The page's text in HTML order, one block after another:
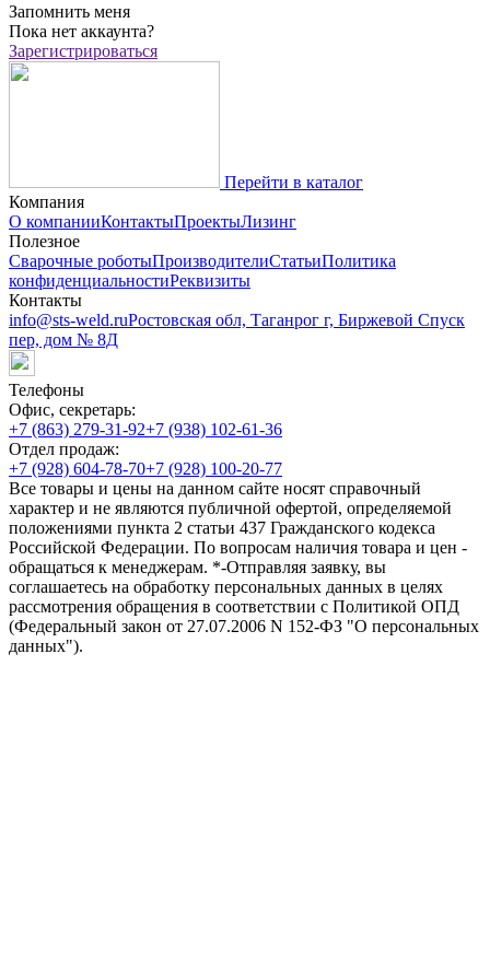
Запомнить меня
Пока нет аккаунта?
Зарегистрироваться
Перейти в каталог
Компания
О компанииКонтактыПроектыЛизинг
Полезное
Сварочные роботыПроизводителиСтатьиПолитика
конфиденциальностиРеквизиты
Контакты
info@sts-weld.ruРостовская обл, Таганрог г, Биржевой Спуск
пер, дом № 8Д
Телефоны
Офис, секретарь:
+7 (863) 279-31-92+7 (938) 102-61-36
Отдел продаж:
+7 (928) 604-78-70+7 (928) 100-20-77
Все товары и цены на данном сайте носят справочный
характер и не являются публичной офертой, определяемой
положениями пункта 2 статьи 437 Гражданского кодекса
Российской Федерации. По вопросам наличия товара и цен -
обращаться к менеджерам. *-Отправляя заявку, вы
соглашаетесь на обработку персональных данных в целях
рассмотрения обращения в соответствии с Политикой ОПД
(Федеральный закон от 27.07.2006 N 152-ФЗ "О персональных
данных").